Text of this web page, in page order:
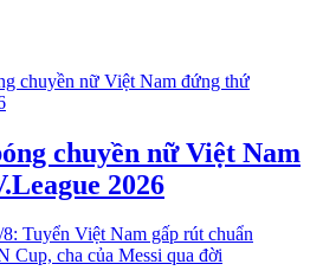
chuyền nữ Việt Nam
2026